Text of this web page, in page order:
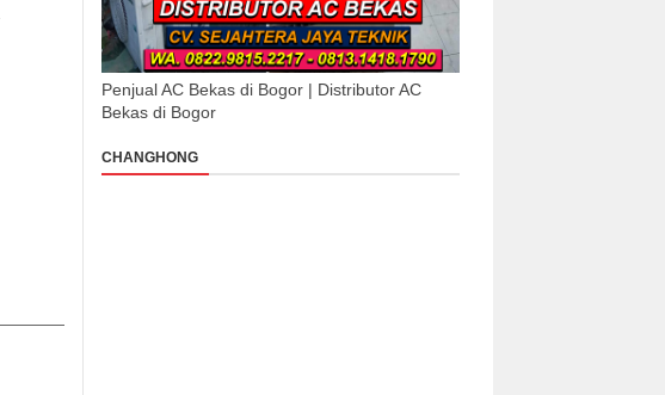
Penjual AC Bekas di Bogor | Distributor AC
Bekas di Bogor
CHANGHONG